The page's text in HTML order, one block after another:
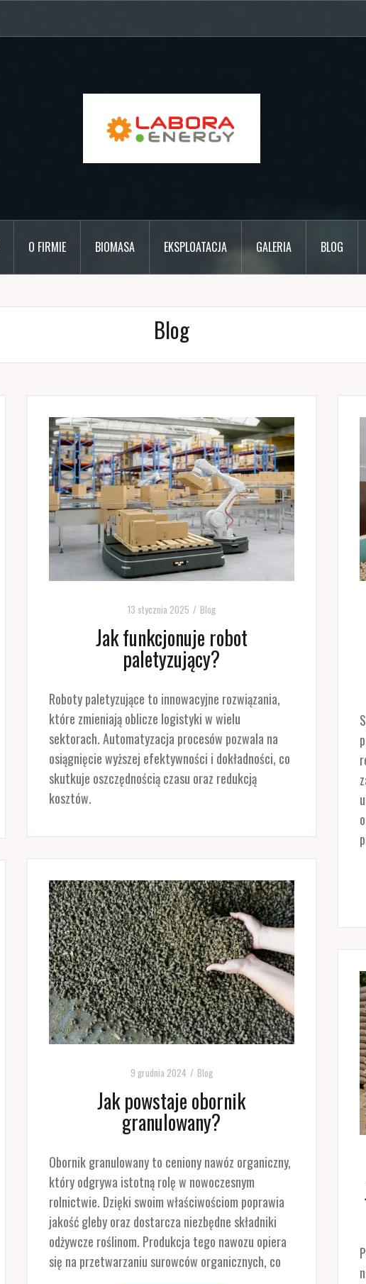
O FIRMIE BIOMASA EKSPLOATACJA GALERIA BLOG
Blog
13 stycznia 2025 Blog
Jak funkcjonuje robot
paletyzujący?
Roboty paletyzujące to innowacyjne rozwiązania,
które zmieniają oblicze logistyki w wielu
sektorach. Automatyzacja procesów pozwala na
osiągnięcie wyższej efektywności i dokładności, co
skutkuje oszczędnością czasu oraz redukcją
kosztów.
9 grudnia 2024 Blog
Jak powstaje obornik
granulowany?
Obornik granulowany to ceniony nawóz organiczny,
który odgrywa istotną rolę w nowoczesnym
rolnictwie. Dzięki swoim właściwościom poprawia
jakość gleby oraz dostarcza niezbędne składniki
odżywcze roślinom. Produkcja tego nawozu opiera
się na przetwarzaniu surowców organicznych, co